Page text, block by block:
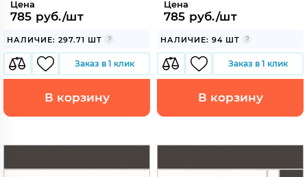
Цена
785 руб./шт
НАЛИЧИЕ: 297.71 ШТ
Заказ в 1 клик
В корзину
Цена
785 руб./шт
НАЛИЧИЕ: 94 ШТ
Заказ в 1 клик
В корзину